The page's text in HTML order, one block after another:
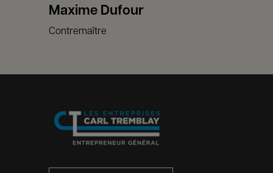
Maxime Dufour
Contremaître